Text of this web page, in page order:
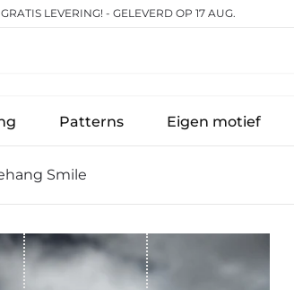
GRATIS LEVERING! - GELEVERD OP 17 AUG.
Patterns Eigen motief
Smile